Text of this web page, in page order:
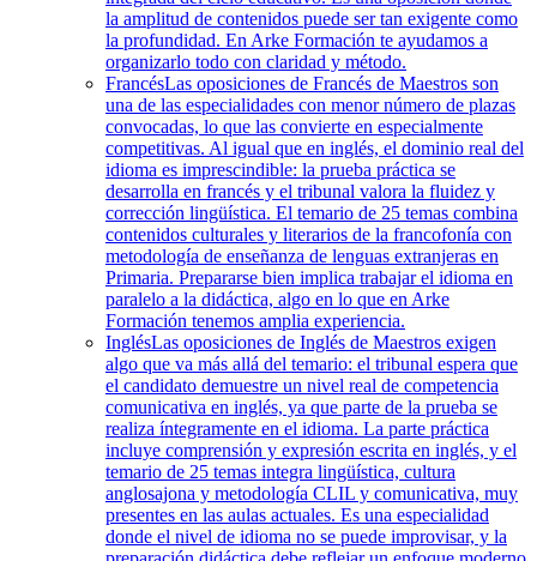
la amplitud de contenidos puede ser tan exigente como
la profundidad. En Arke Formación te ayudamos a
organizarlo todo con claridad y método.
FrancésLas oposiciones de Francés de Maestros son
una de las especialidades con menor número de plazas
convocadas, lo que las convierte en especialmente
competitivas. Al igual que en inglés, el dominio real del
idioma es imprescindible: la prueba práctica se
desarrolla en francés y el tribunal valora la fluidez y
corrección lingüística. El temario de 25 temas combina
contenidos culturales y literarios de la francofonía con
metodología de enseñanza de lenguas extranjeras en
Primaria. Prepararse bien implica trabajar el idioma en
paralelo a la didáctica, algo en lo que en Arke
Formación tenemos amplia experiencia.
InglésLas oposiciones de Inglés de Maestros exigen
algo que va más allá del temario: el tribunal espera que
el candidato demuestre un nivel real de competencia
comunicativa en inglés, ya que parte de la prueba se
realiza íntegramente en el idioma. La parte práctica
incluye comprensión y expresión escrita en inglés, y el
temario de 25 temas integra lingüística, cultura
anglosajona y metodología CLIL y comunicativa, muy
presentes en las aulas actuales. Es una especialidad
donde el nivel de idioma no se puede improvisar, y la